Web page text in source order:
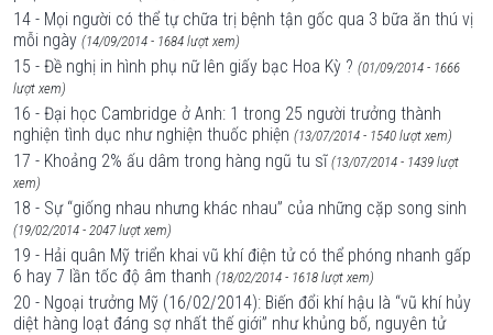
14 - Mọi người có thể tự chữa trị bệnh tận gốc qua 3 bữa ăn thú vị
mỗi ngày (14/09/2014 - 1684 lượt xem)
15 - Đề nghị in hình phụ nữ lên giấy bạc Hoa Kỳ ? (01/09/2014 - 1666
lượt xem)
16 - Đại học Cambridge ở Anh: 1 trong 25 người trưởng thành
nghiện tình dục như nghiện thuốc phiện (13/07/2014 - 1540 lượt xem)
17 - Khoảng 2% ấu dâm trong hàng ngũ tu sĩ (13/07/2014 - 1439 lượt
xem)
18 - Sự “giống nhau nhưng khác nhau” của những cặp song sinh
(19/02/2014 - 2047 lượt xem)
19 - Hải quân Mỹ triển khai vũ khí điện tử có thể phóng nhanh gấp
6 hay 7 lần tốc độ âm thanh (18/02/2014 - 1618 lượt xem)
20 - Ngoại trưởng Mỹ (16/02/2014): Biến đổi khí hậu là “vũ khí hủy
diệt hàng loạt đáng sợ nhất thế giới” như khủng bố, nguyên tử